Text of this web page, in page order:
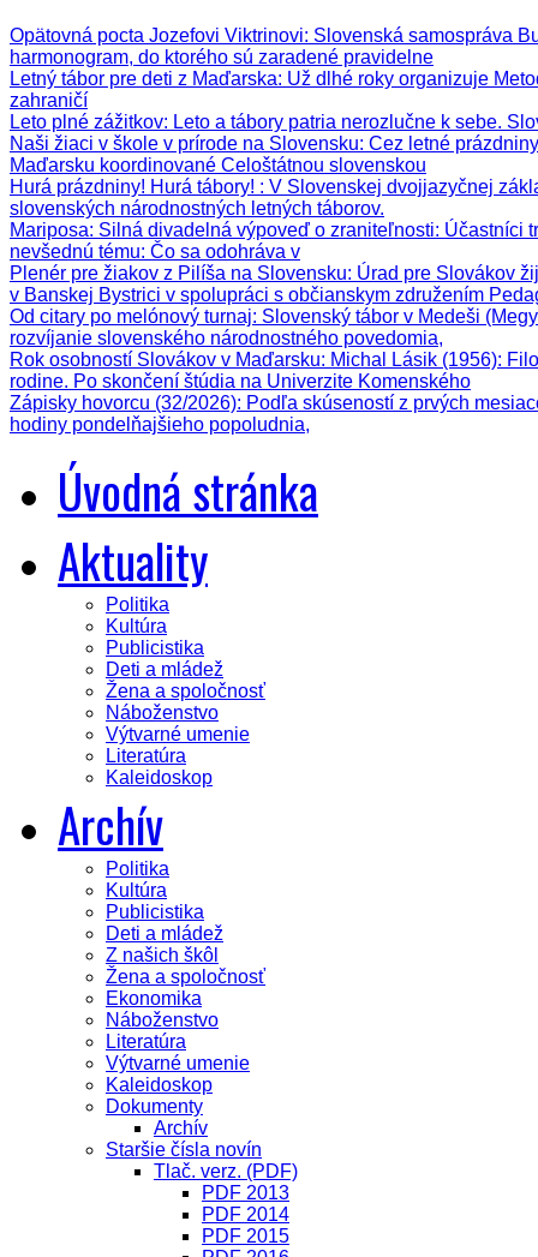
Opätovná pocta Jozefovi Viktrinovi: Slovenská samospráva
harmonogram, do ktorého sú zaradené pravidelne
Letný tábor pre deti z Maďarska: Už dlhé roky organizuje
zahraničí
Leto plné zážitkov: Leto a tábory patria nerozlučne k sebe.
Naši žiaci v škole v prírode na Slovensku: Cez letné
Maďarsku koordinované Celoštátnou slovenskou
Hurá prázdniny! Hurá tábory! : V Slovenskej dvojjazyčnej
slovenských národnostných letných táborov.
Mariposa: Silná divadelná výpoveď o zraniteľnosti: Účastníci
nevšednú tému: Čo sa odohráva v
Plenér pre žiakov z Pilíša na Slovensku: Úrad pre Slovákov
v Banskej Bystrici v spolupráci s občianskym združením
Od citary po melónový turnaj: Slovenský tábor v Medeši
rozvíjanie slovenského národnostného povedomia,
Rok osobností Slovákov v Maďarsku: Michal Lásik (1956):
rodine. Po skončení štúdia na Univerzite Komenského
Zápisky hovorcu (32/2026): Podľa skúseností z prvých
hodiny pondelňajšieho popoludnia,
Úvodná stránka
Aktuality
Politika
Kultúra
Publicistika
Deti a mládež
Žena a spoločnosť
Náboženstvo
Výtvarné umenie
Literatúra
Kaleidoskop
Archív
Politika
Kultúra
Publicistika
Deti a mládež
Z našich škôl
Žena a spoločnosť
Ekonomika
Náboženstvo
Literatúra
Výtvarné umenie
Kaleidoskop
Dokumenty
Archív
Staršie čísla novín
Tlač. verz. (PDF)
PDF 2013
PDF 2014
PDF 2015